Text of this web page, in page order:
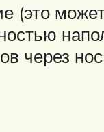
(это
через